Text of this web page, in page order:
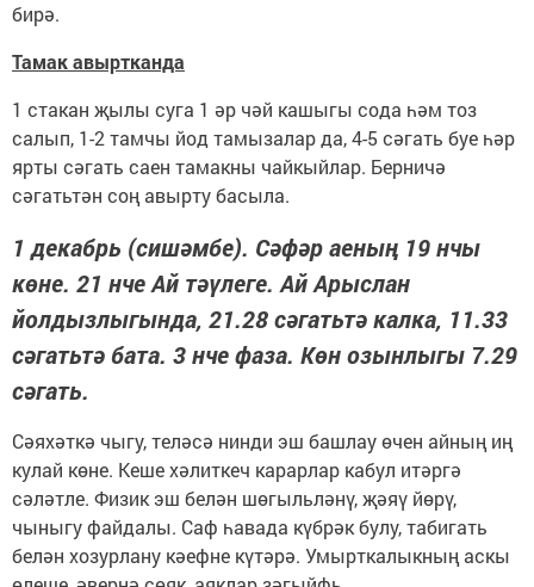
бирә.
Тамак авыртканда
1 стакан җылы суга 1 әр чәй кашыгы сода һәм тоз
салып, 1-2 тамчы йод тамызалар да, 4-5 сәгать буе һәр
ярты сәгать саен тамакны чайкыйлар. Берничә
сәгатьтән соң авырту басыла.
1 декабрь (сишәмбе). Сәфәр аеның 19 нчы
көне. 21 нче Ай тәүлеге. Ай Арыслан
йолдызлыгында, 21.28 сәгатьтә калка, 11.33
сәгатьтә бата. 3 нче фаза. Көн озынлыгы 7.29
сәгать.
Сәяхәткә чыгу, теләсә нинди эш башлау өчен айның иң
кулай көне. Кеше хәлиткеч карарлар кабул итәргә
сәләтле. Физик эш белән шөгыльләнү, җәяү йөрү,
чыныгу файдалы. Саф һавада күбрәк булу, табигать
белән хозурлану кәефне күтәрә. Умырткалыкның аскы